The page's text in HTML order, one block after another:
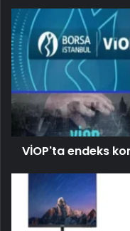
VİOP'ta endeks